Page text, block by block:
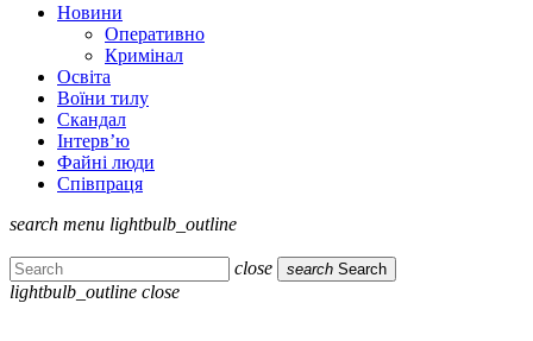
Новини
Оперативно
Кримінал
Освіта
Воїни тилу
Скандал
Інтерв’ю
Файні люди
Співпраця
search menu lightbulb_outline
close search Search
lightbulb_outline close